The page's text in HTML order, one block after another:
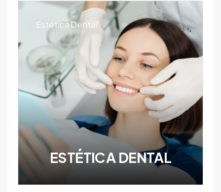
Estética Dental
ESTÉTICA DENTAL